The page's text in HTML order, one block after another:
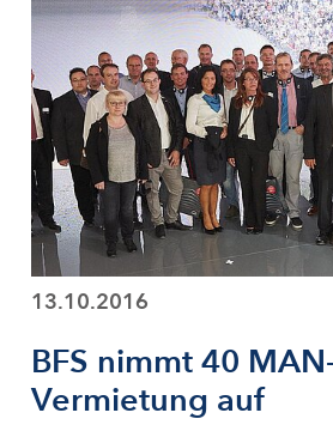
13.10.2016
BFS nimmt 40
Vermietung auf